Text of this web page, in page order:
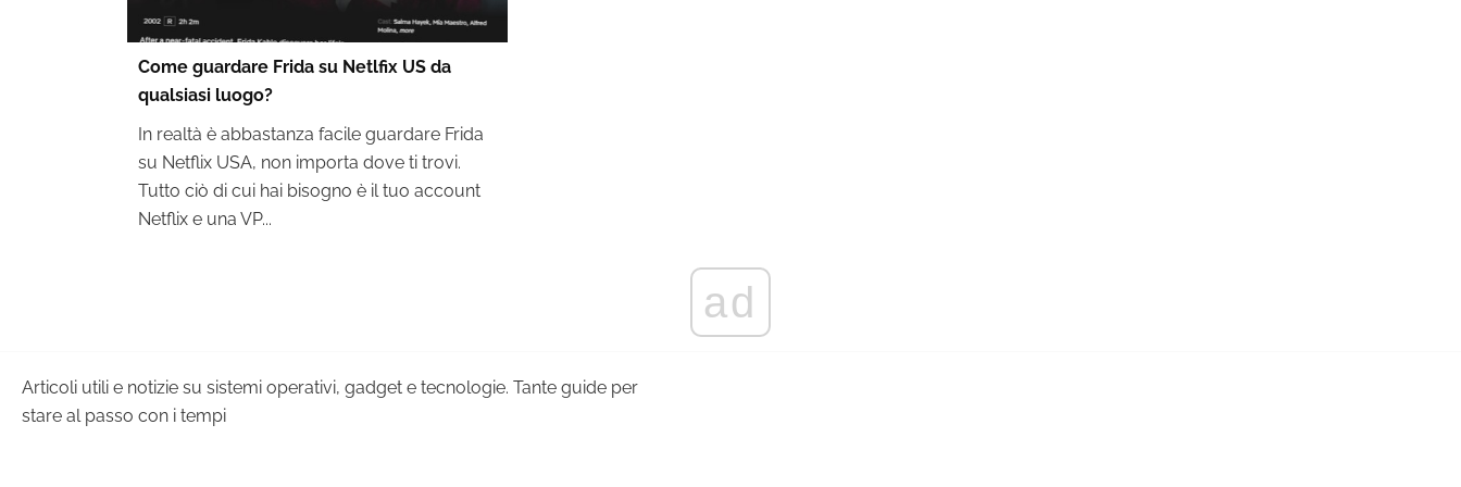
Come guardare Frida su Netlfix US da
qualsiasi luogo?
In realtà è abbastanza facile guardare Frida
su Netflix USA, non importa dove ti trovi.
Tutto ciò di cui hai bisogno è il tuo account
Netflix e una VP...
ad
Articoli utili e notizie su sistemi operativi, gadget e tecnologie. Tante guide per
stare al passo con i tempi